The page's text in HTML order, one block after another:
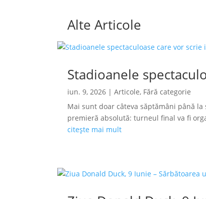
Alte Articole
Stadioanele
iun. 9, 2026 |Articole, Fără categorie
Mai sunt doar câteva săptămâni până
premieră absolută: turneul final va fi
citește mai mult